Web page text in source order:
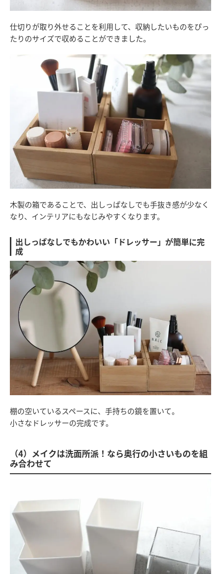
仕切りが取り外せることを利用して、収納したいものをぴっ
たりのサイズで収めることができました。
木製の箱であることで、出しっぱなしでも手抜き感が少なく
なり、インテリアにもなじみやすくなります。
出しっぱなしでもかわいい「ドレッサー」が簡単に完
成
棚の空いているスペースに、手持ちの鏡を置いて。
小さなドレッサーの完成です。
（4）メイクは洗面所派！なら奥行の小さいものを組
み合わせて